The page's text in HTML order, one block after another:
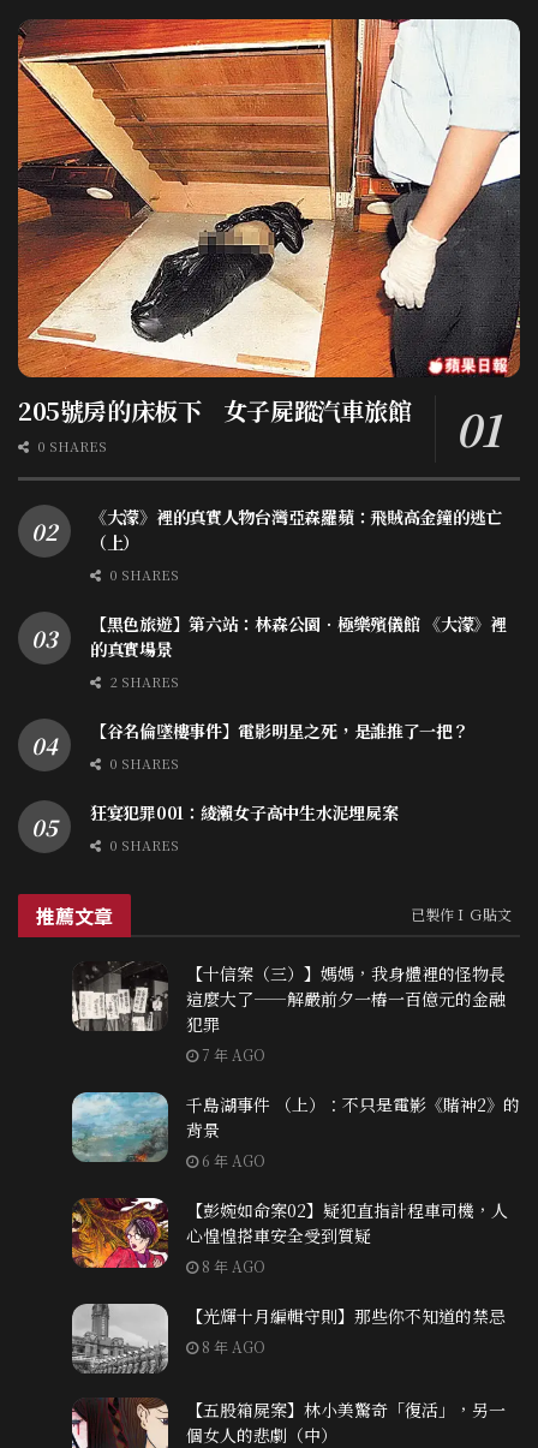
205號房的床板下 女子屍蹤汽車旅館
0 SHARES
《大濛》裡的真實人物台灣亞森羅蘋：飛賊高金鐘的逃亡
（上）
0 SHARES
【黑色旅遊】第六站：林森公園．極樂殯儀館 《大濛》裡
的真實場景
2 SHARES
【谷名倫墜樓事件】電影明星之死，是誰推了一把？
0 SHARES
狂宴犯罪001：綾瀨女子高中生水泥埋屍案
0 SHARES
推薦文章 已製作ＩＧ貼文
【十信案（三）】媽媽，我身體裡的怪物長
這麼大了——解嚴前夕一樁一百億元的金融
犯罪
7 年 AGO
千島湖事件 （上）：不只是電影《賭神2》的
背景
6 年 AGO
【彭婉如命案02】疑犯直指計程車司機，人
心惶惶搭車安全受到質疑
8 年 AGO
【光輝十月編輯守則】那些你不知道的禁忌
8 年 AGO
【五股箱屍案】林小美驚奇「復活」，另一
個女人的悲劇（中）